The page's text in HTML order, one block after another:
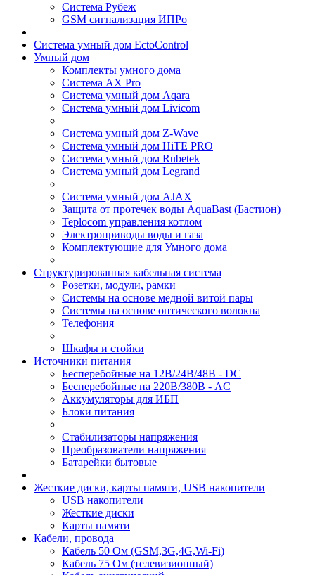
Система Рубеж
GSM сигнализация ИПРо
Система умный дом EctoControl
Умный дом
Комплекты умного дома
Система AX Pro
Система умный дом Aqara
Система умный дом Livicom
Система умный дом Z-Wave
Система умный дом HiTE PRO
Система умный дом Rubetek
Система умный дом Legrand
Система умный дом AJAX
Защита от протечек воды AquaBast (Бастион)
Teplocom управления котлом
Электроприводы воды и газа
Комплектующие для Умного дома
Структурированная кабельная система
Розетки, модули, рамки
Системы на основе медной витой пары
Системы на основе оптического волокна
Телефония
Шкафы и стойки
Источники питания
Бесперебойные на 12В/24В/48В - DC
Бесперебойные на 220В/380В - AC
Аккумуляторы для ИБП
Блоки питания
Стабилизаторы напряжения
Преобразователи напряжения
Батарейки бытовые
Жесткие диски, карты памяти, USB накопители
USB накопители
Жесткие диски
Карты памяти
Кабели, провода
Кабель 50 Ом (GSM,3G,4G,Wi-Fi)
Кабель 75 Ом (телевизионный)